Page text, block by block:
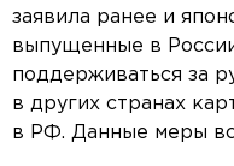
заявила ранее и
выпущенные в
поддерживаться за
в других странах
в РФ. Данные меры